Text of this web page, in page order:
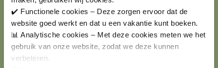
✔️ Functionele cookies – Deze zorgen ervoor dat de
website goed werkt en dat u een vakantie kunt boeken.
📊 Analytische cookies – Met deze cookies meten we het
gebruik van onze website, zodat we deze kunnen
verbeteren.
€ 449,00 * € 464,00 *
€ 378,00 * € 393,00 *
€ 625,00 ** € 660,00 **